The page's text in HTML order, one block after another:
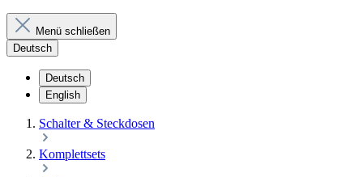
Menü schließen
Deutsch
Deutsch
English
Schalter & Steckdosen
Komplettsets